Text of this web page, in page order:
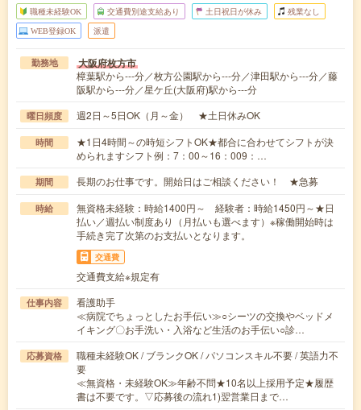
職種未経験OK 交通費別途支給あり 土日祝日が休み 残業なし
WEB登録OK 派遣
勤務地 大阪府枚方市
樟葉駅から---分／枚方公園駅から---分／津田駅から---分／藤
阪駅から---分／星ケ丘(大阪府)駅から---分
曜日頻度 週2日～5日OK（月～金） ★土日休みOK
時間
★1日4時間～の時短シフトOK★都合に合わせてシフトが決
められますシフト例：7：00～16：009：…
期間 長期のお仕事です。開始日はご相談ください！ ★急募
時給
無資格未経験：時給1400円～ 経験者：時給1450円～★日
払い／週払い制度あり（月払いも選べます）※稼働開始時は
手続き完了次第のお支払いとなります。
交通費
交通費支給※規定有
仕事内容
看護助手
≪病院でちょっとしたお手伝い≫○シーツの交換やベッドメ
イキング〇お手洗い・入浴など生活のお手伝い○診…
応募資格
職種未経験OK / ブランクOK / パソコンスキル不要 / 英語力不
要
≪無資格・未経験OK≫年齢不問★10名以上採用予定★履歴
書は不要です。▽応募後の流れ1)翌営業日まで…